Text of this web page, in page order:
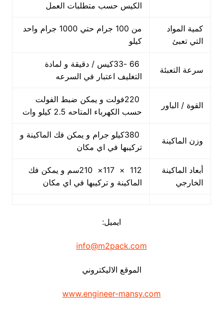
الكيس حسب متطلبات العمل
كمية المواد
التي تعبئ
من 100 جرام حتي 1000 جرام واحد
كيلو
سرعة التعبئة
66 -33كيس / دقيقة و لمادة
التغليف اعتبار في السرعه
القوة / الباور
220فولت و يمكن ضبط الفولت
حسب الكهرباء المتاحه 2.5 كيلو وات
وزن الماكينة
380كيلو جرام و يمكن فك الماكينة و
تركيبها في اي مكان
أبعاد الماكينة
الخارجي
112 × 117× 210سم و يمكن فك
الماكينة و تركيبها في اي مكان
ايميل:
info@m2pack.com
الموقع الاليكتروني
www.engineer-mansy.com